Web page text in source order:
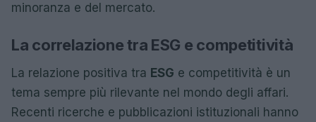
minoranza e del mercato.
La correlazione tra ESG e competitività
La relazione positiva tra ESG e competitività è un
tema sempre più rilevante nel mondo degli affari.
Recenti ricerche e pubblicazioni istituzionali hanno